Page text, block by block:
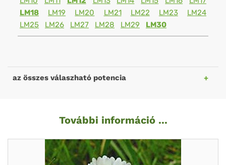
LM18
LM19 LM20 LM21 LM22 LM23
LM24
LM25
LM26 LM27 LM28 LM29 LM30
az összes válaszható potencia
További információ ...